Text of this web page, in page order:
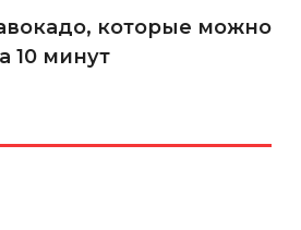
которые можно
10 минут